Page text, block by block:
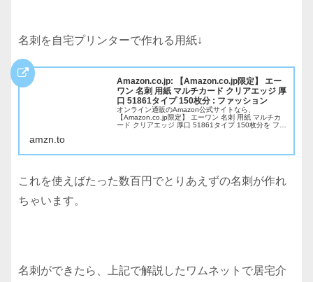
名刺を自宅プリンターで作れる用紙↓
Amazon.co.jp: 【Amazon.co.jp限定】 エー
ワン 名刺 用紙 マルチカード クリアエッジ 厚
口 51861タイプ 150枚分 : ファッション
オンライン通販のAmazon公式サイトなら、
【Amazon.co.jp限定】 エーワン 名刺 用紙 マルチカ
ード クリアエッジ 厚口 51861タイプ 150枚分を ファ
amzn.to
これを使えばたった数百円でとりあえずの名刺が作れ
ちゃいます。
名刺ができたら、上記で解説したワムネットで居宅介